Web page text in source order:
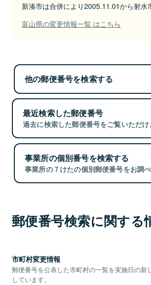
新湊市は合併により2005.11.01から射水
富山県の変更情報一覧 はこちら
他の郵便番号を検索する
最近検索した郵便番号
過去に検索した郵便番号をご覧いただけ
事業所の個別番号を検索する
事業所の７けたの個別郵便番号をお調べ
郵便番号検索に関する
市町村変更情報
郵便番号を公表した市町村の一覧を実施日の新
しています。